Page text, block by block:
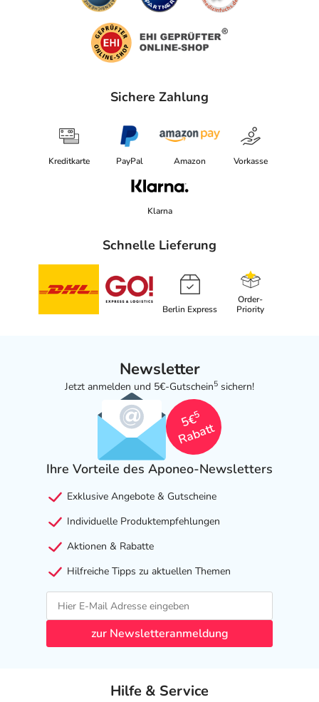
Sichere Zahlung
Kreditkarte PayPal Amazon Vorkasse
Klarna
Schnelle Lieferung
Berlin Express
Order-
Priority
Newsletter
Jetzt anmelden und 5€-Gutschein5 sichern!
5€
5
Rabatt
Ihre Vorteile des Aponeo-Newsletters
Exklusive Angebote & Gutscheine
Individuelle Produktempfehlungen
Aktionen & Rabatte
Hilfreiche Tipps zu aktuellen Themen
zur Newsletteranmeldung
Hilfe & Service